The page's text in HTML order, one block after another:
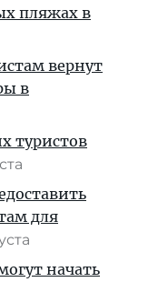
пляжах в
вернут
в
туристов
для
начать